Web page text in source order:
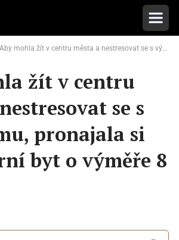
Aby mohla žít v centru města a nestresovat se s výší nájmu, pronajala si miniaturní byt o výměře 8 m²
žít v centru
se s
pronajala si
byt o výměře 8